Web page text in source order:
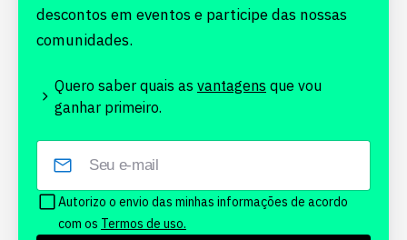
descontos em eventos e participe das nossas
comunidades.
Quero saber quais as vantagens que vou
ganhar primeiro.
Autorizo o envio das minhas informações de acordo
com os Termos de uso.